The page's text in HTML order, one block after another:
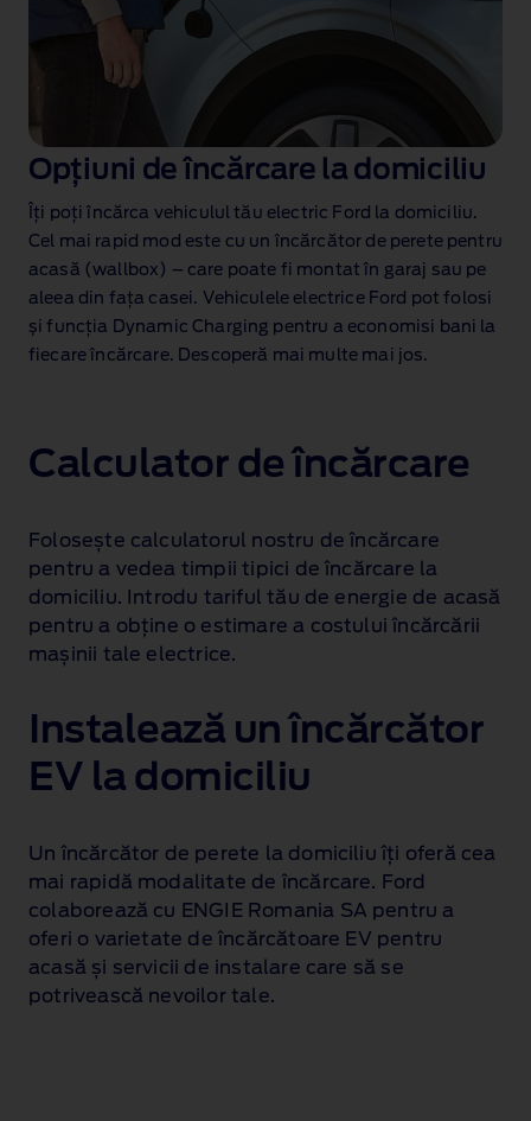
Opțiuni de încărcare la domiciliu
Îți poți încărca vehiculul tău electric Ford la domiciliu.
Cel mai rapid mod este cu un încărcător de perete pentru
acasă (wallbox) – care poate fi montat în garaj sau pe
aleea din fața casei. Vehiculele electrice Ford pot folosi
și funcția Dynamic Charging pentru a economisi bani la
fiecare încărcare. Descoperă mai multe mai jos.
Calculator de încărcare
Folosește calculatorul nostru de încărcare
pentru a vedea timpii tipici de încărcare la
domiciliu. Introdu tariful tău de energie de acasă
pentru a obține o estimare a costului încărcării
mașinii tale electrice.
Instalează un încărcător
EV la domiciliu
Un încărcător de perete la domiciliu îți oferă cea
mai rapidă modalitate de încărcare. Ford
colaborează cu ENGIE Romania SA pentru a
oferi o varietate de încărcătoare EV pentru
acasă și servicii de instalare care să se
potrivească nevoilor tale.